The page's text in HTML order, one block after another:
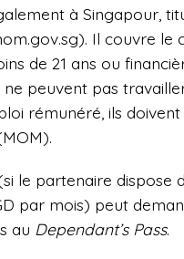
à Singapour,
Il couvre le
de 21 ans ou
peuvent pas
rémunéré, ils
le partenaire dispose
par mois) peut
au Dependant’s Pass.